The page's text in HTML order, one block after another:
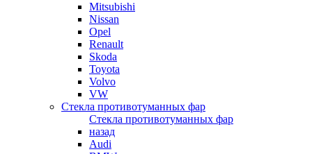
Mitsubishi
Nissan
Opel
Renault
Skoda
Toyota
Volvo
VW
Стекла противотуманных фар
Стекла противотуманных фар
назад
Audi